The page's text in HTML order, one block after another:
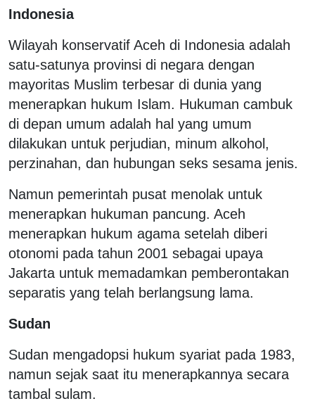
Indonesia
Wilayah konservatif Aceh di Indonesia adalah
satu-satunya provinsi di negara dengan
mayoritas Muslim terbesar di dunia yang
menerapkan hukum Islam. Hukuman cambuk
di depan umum adalah hal yang umum
dilakukan untuk perjudian, minum alkohol,
perzinahan, dan hubungan seks sesama jenis.
Namun pemerintah pusat menolak untuk
menerapkan hukuman pancung. Aceh
menerapkan hukum agama setelah diberi
otonomi pada tahun 2001 sebagai upaya
Jakarta untuk memadamkan pemberontakan
separatis yang telah berlangsung lama.
Sudan
Sudan mengadopsi hukum syariat pada 1983,
namun sejak saat itu menerapkannya secara
tambal sulam.